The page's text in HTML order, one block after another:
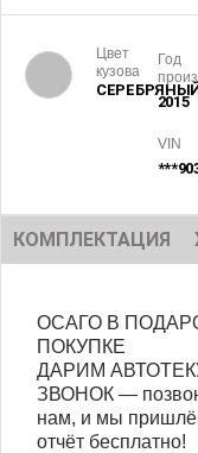
Цвет
кузова
Год
2015
VIN
КОМПЛЕКТАЦИЯ
ОСАГО В
ПОКУПКЕ
ДАРИМ
ЗВОНОК —
нам, и мы
отчёт бесплатно!